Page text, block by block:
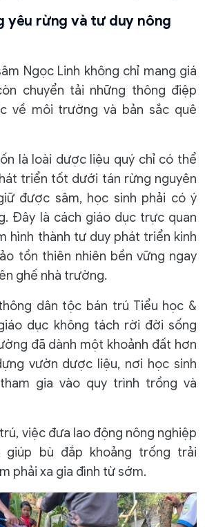
yêu rừng và tư duy nông
Ngọc Linh không chỉ mang giá
chuyển tải những thông điệp
về môi trường và bản sắc quê
là loài dược liệu quý chỉ có thể
triển tốt dưới tán rừng nguyên
được sâm, học sinh phải có ý
Đây là cách giáo dục trực quan
hình thành tư duy phát triển kinh
tồn thiên nhiên bền vững ngay
ghế nhà trường.
dân tộc bán trú Tiểu học &
dục không tách rời đời sống
đã dành một khoảnh đất hơn
vườn dược liệu, nơi học sinh
gia vào quy trình trồng và
việc đưa lao động nông nghiệp
giúp bù đắp khoảng trống trải
phải xa gia đình từ sớm.